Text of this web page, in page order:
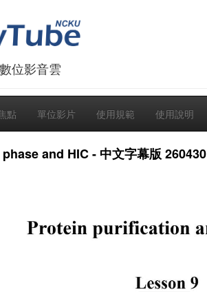
位影音雲
點 單位影片 使用規範 使用說明
and HIC - 中文字幕版 260430